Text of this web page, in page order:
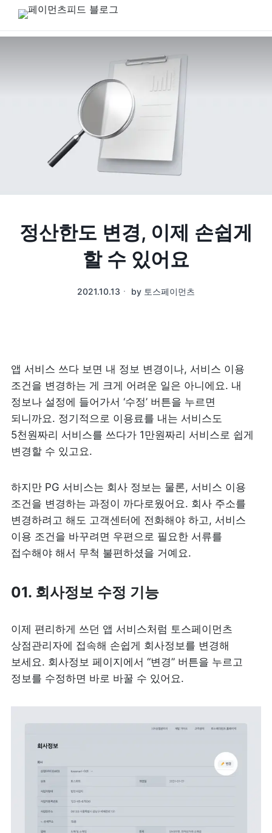
정산한도 변경, 이제 손쉽게
할 수 있어요
2021.10.13 ㆍ by 토스페이먼츠
앱 서비스 쓰다 보면 내 정보 변경이나, 서비스 이용
조건을 변경하는 게 크게 어려운 일은 아니에요. 내
정보나 설정에 들어가서 ‘수정’ 버튼을 누르면
되니까요. 정기적으로 이용료를 내는 서비스도
5천원짜리 서비스를 쓰다가 1만원짜리 서비스로 쉽게
변경할 수 있고요.
하지만 PG 서비스는 회사 정보는 물론, 서비스 이용
조건을 변경하는 과정이 까다로웠어요. 회사 주소를
변경하려고 해도 고객센터에 전화해야 하고, 서비스
이용 조건을 바꾸려면 우편으로 필요한 서류를
접수해야 해서 무척 불편하셨을 거예요.
01. 회사정보 수정 기능
이제 편리하게 쓰던 앱 서비스처럼 토스페이먼츠
상점관리자에 접속해 손쉽게 회사정보를 변경해
보세요. 회사정보 페이지에서 “변경” 버튼을 누르고
정보를 수정하면 바로 바꿀 수 있어요.